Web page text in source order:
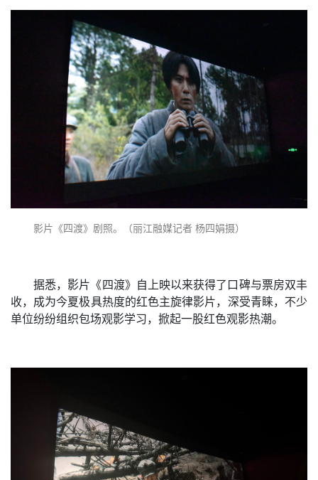
影片《四渡》剧照。（丽江融媒记者 杨四娟摄）
据悉，影片《四渡》自上映以来获得了口碑与票房双丰
收，成为今夏极具热度的红色主旋律影片，深受青睐，不少
单位纷纷组织包场观影学习，掀起一股红色观影热潮。